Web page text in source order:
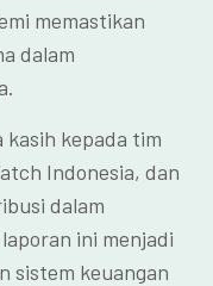
memastikan
dalam
kasih kepada tim
Indonesia, dan
dalam
ini menjadi
sistem keuangan